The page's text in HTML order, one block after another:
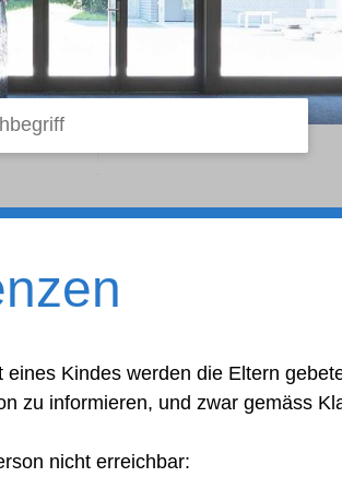
eines Kindes werden die Eltern
zu informieren, und zwar gemäss
nicht erreichbar: